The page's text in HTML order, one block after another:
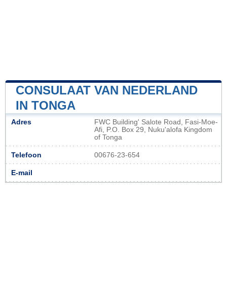
CONSULAAT VAN NEDERLAND
IN TONGA
Adres
FWC Building' Salote Road, Fasi-Moe-
Afi, P.O. Box 29, Nuku'alofa Kingdom
of Tonga
Telefoon 00676-23-654
E-mail